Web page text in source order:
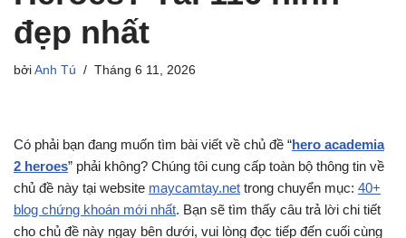
đẹp nhất
bởi Anh Tú Tháng 6 11, 2026
Có phải bạn đang muốn tìm bài viết về chủ đề “hero academia
2 heroes” phải không? Chúng tôi cung cấp toàn bộ thông tin về
chủ đề này tại website maycamtay.net trong chuyển mục: 40+
blog chứng khoán mới nhất. Bạn sẽ tìm thấy câu trả lời chi tiết
cho chủ đề này ngay bên dưới, vui lòng đọc tiếp đến cuối cùng